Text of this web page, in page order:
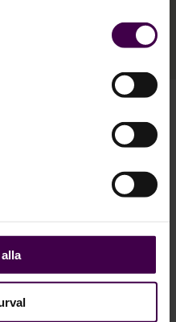
HR och lön på
för att gå igenom
dig.